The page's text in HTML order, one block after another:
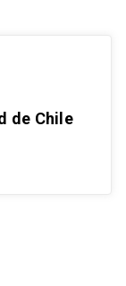
de Chile